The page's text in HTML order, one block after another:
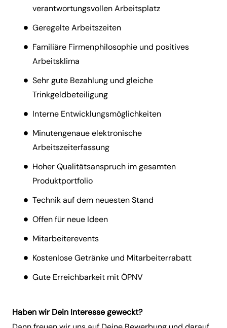
verantwortungsvollen Arbeitsplatz
Geregelte Arbeitszeiten
Familiäre Firmenphilosophie und positives
Arbeitsklima
Sehr gute Bezahlung und gleiche
Trinkgeldbeteiligung
Interne Entwicklungsmöglichkeiten
Minutengenaue elektronische
Arbeitszeiterfassung
Hoher Qualitätsanspruch im gesamten
Produktportfolio
Technik auf dem neuesten Stand
Offen für neue Ideen
Mitarbeiterevents
Kostenlose Getränke und Mitarbeiterrabatt
Gute Erreichbarkeit mit ÖPNV
Haben wir Dein Interesse geweckt?